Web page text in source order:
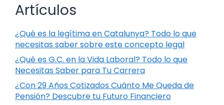
Artículos
¿Qué es la legítima en Catalunya? Todo lo que
necesitas saber sobre este concepto legal
¿Qué es G.C. en la Vida Laboral? Todo lo que
Necesitas Saber para Tu Carrera
¿Con 29 Años Cotizados Cuánto Me Queda de
Pensión? Descubre tu Futuro Financiero